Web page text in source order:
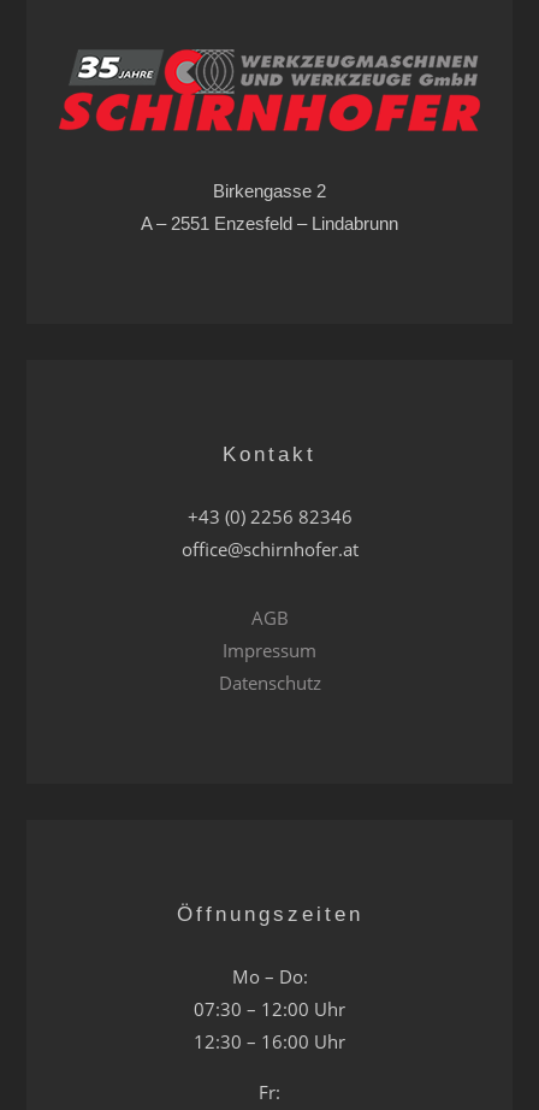
Birkengasse 2
A – 2551 Enzesfeld – Lindabrunn
Kontakt
+43 (0) 2256 82346
office@schirnhofer.at
AGB
Impressum
Datenschutz
Öffnungszeiten
Mo – Do:
07:30 – 12:00 Uhr
12:30 – 16:00 Uhr
Fr: